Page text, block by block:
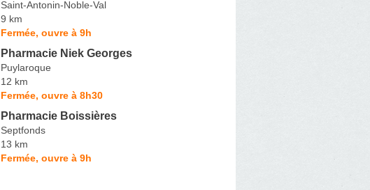
Saint-Antonin-Noble-Val
9 km
Fermée, ouvre à 9h
Pharmacie Niek Georges
Puylaroque
12 km
Fermée, ouvre à 8h30
Pharmacie Boissières
Septfonds
13 km
Fermée, ouvre à 9h